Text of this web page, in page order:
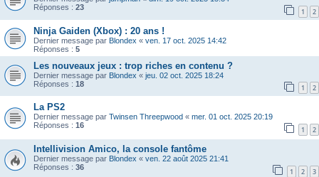
Réponses : 23 1 2
Ninja Gaiden (Xbox) : 20 ans !
Dernier message par Blondex « ven. 17 oct. 2025 14:42
Réponses : 5
Les nouveaux jeux : trop riches en contenu ?
Dernier message par Blondex « jeu. 02 oct. 2025 18:24
Réponses : 18 1 2
La PS2
Dernier message par Twinsen Threepwood « mer. 01 oct. 2025 20:19
Réponses : 16 1 2
Intellivision Amico, la console fantôme
Dernier message par Blondex « ven. 22 août 2025 21:41
Réponses : 36 1 2 3